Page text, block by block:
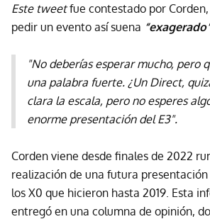
Este tweetfue contestado por
pedir un evento así suena
"No deberías esperar mucho, pero
una palabra fuerte. ¿Un Direct,
clara la escala, pero no esperes
enorme presentación del E3".
Corden viene desde finales de 2022
realización de una futura
los X0 que hicieron hasta 2019. Esta
entregó en una columna de opinión,